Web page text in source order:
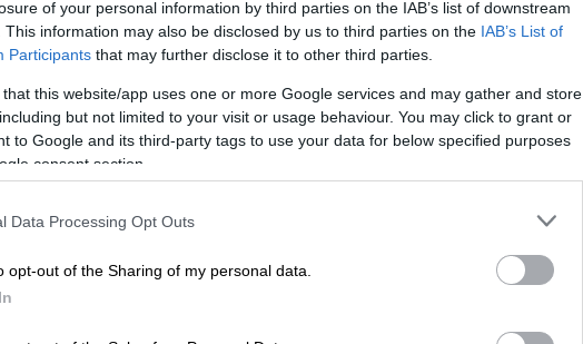
of your personal information by third parties on the IAB’s list of downstream
This information may also be disclosed by us to third parties on the IAB’s List of
Participants that may further disclose it to other third parties.
that this website/app uses one or more Google services and may gather and store
but not limited to your visit or usage behaviour. You may click to grant or
to Google and its third-party tags to use your data for below specified purposes
consent section.
Data Processing Opt Outs
opt-out of the Sharing of my personal data.